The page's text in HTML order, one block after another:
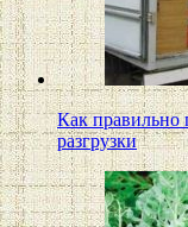
Как правильно
разгрузки